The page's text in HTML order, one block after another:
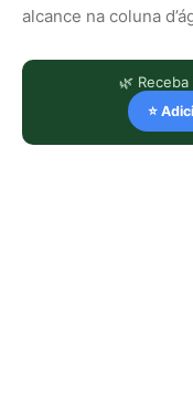
alcance na coluna
🌿
⭐